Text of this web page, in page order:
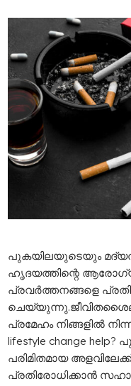
പുകയിലയുടെയും
ഹൃദയത്തിന്റെ
പ്രവര്‍ത്തനങ്ങളെ
പ്രമേഹം നിങ്ങളിൽ
lifestyle change
പരിമിതമായ
പ്രതിരോധിക്കാന്‍